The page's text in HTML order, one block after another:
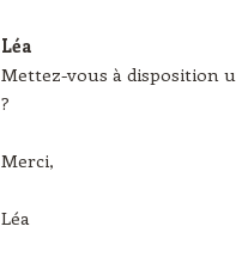
Léa
Mettez-vous à disposition
?
Merci,
Léa